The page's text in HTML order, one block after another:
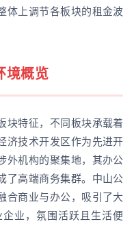
体上调节各板块的租金波
境概览
块特征，不同板块承载着
济技术开发区作为先进开
外机构的聚集地，其办公
了高端商务集群。中山公
合商业与办公，吸引了大
业，氛围活跃且生活便